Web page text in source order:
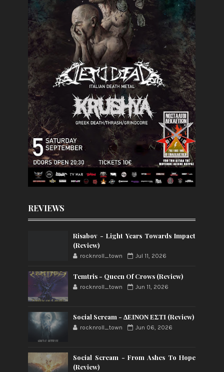
REVIEWS
Risabov - Light Years Towards Impact
(Review)
rocknroll_town Jul 11, 2026
Temtris - Queen Of Crows (Review)
rocknroll_town Jun 11, 2026
Social Scream - ΔΕΙΝΟΝ ΕΣΤΙ (Review)
rocknroll_town Jun 06, 2026
Social Scream - From Ashes To Hope
(Review)